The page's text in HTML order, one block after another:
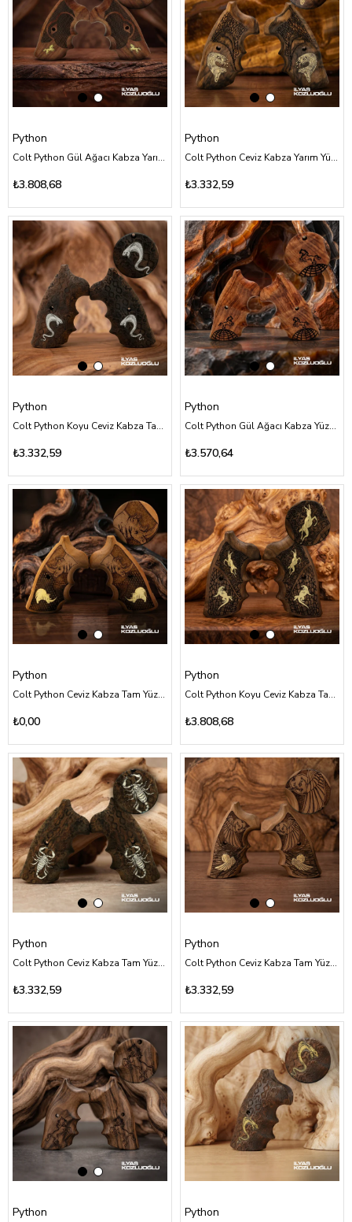
Python
Colt Python Gül Ağacı Kabza Yarım Yüzey Baklava Desenli Sarı Pirinç At Logolu
₺3.808,68
Python
Colt Python Ceviz Kabza Yarım Yüzey Özel Tasarım Desenli Sarı Pirinç Yılan Logolu
₺3.332,59
Python
Colt Python Koyu Ceviz Kabza Tam Yüzey Özel Tasarım Desenli Gümüş Renk Kobra Logolu
₺3.332,59
Python
Colt Python Gül Ağacı Kabza Yüzey Desensiz Yarım Dünya ve At Logolu
₺3.570,64
Python
Colt Python Ceviz Kabza Tam Yüzey Özel Tasarım Desenli Sarı Pirinç Gergedan Logolu
₺0,00
Python
Colt Python Koyu Ceviz Kabza Tam Yüzey Özel Tasarım Desenli Sarı Pirinç Özel Figürlü
₺3.808,68
Python
Colt Python Ceviz Kabza Tam Yüzey Özel Tasarım Desenli Gümüş Renk Akrep Logolu
₺3.332,59
Python
Colt Python Ceviz Kabza Tam Yüzey Özel Tasarım Desenli Sarı Pirinç Baykuş Logolu
₺3.332,59
Python Python